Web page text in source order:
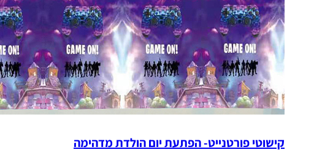
קישוטי פורטנייט- הפתעת יום הולדת מדהימה